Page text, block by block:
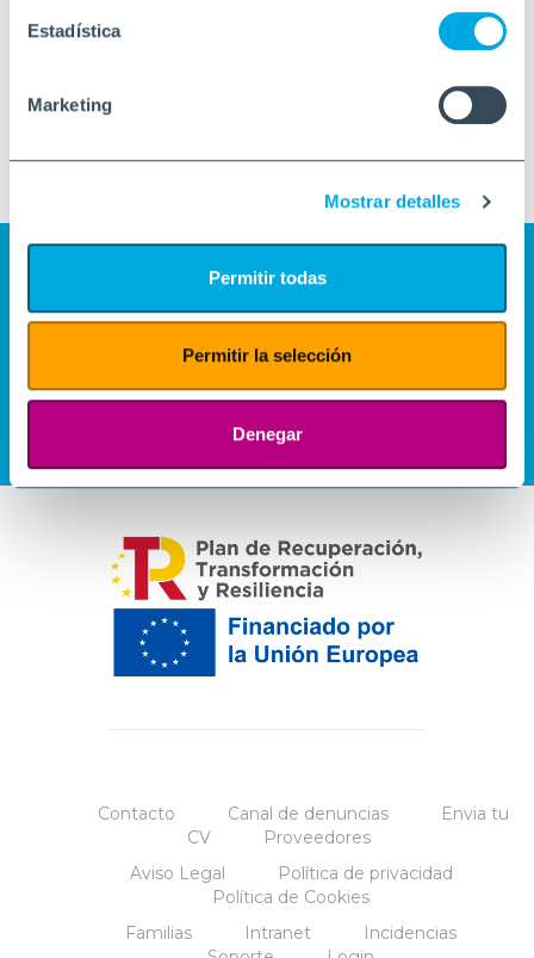
Estadística
Marketing
Mostrar detalles
Permitir todas
Permitir la selección
Denegar
Contacto Canal de denuncias
Envia tu
CV
Proveedores
Aviso Legal
Política de privacidad
Política de Cookies
Familias
Intranet
Incidencias